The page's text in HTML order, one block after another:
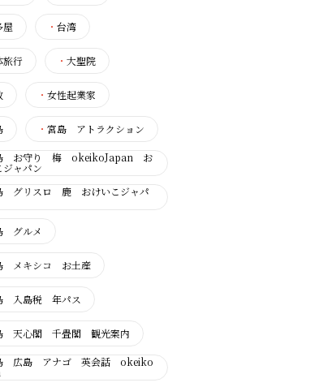
屋 ・ 台湾
旅行 ・ 大聖院
・ 女性起業家
・ 宮島 アトラクション
お守り 梅 okeikoJapan お
ジャパン
グリスロ 鹿 おけいこジャパ
グルメ
メキシコ お土産
入島税 年パス
天心閣 千畳閣 観光案内
広島 アナゴ 英会話 okeiko